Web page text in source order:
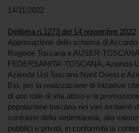
14/11/2022
Delibera n.1273 del 14 novembre 2022
Approvazione dello schema di
Regione Toscana e AUSER-
FEDERSANITA’-TOSCANA, Azienda
Azienda Usl Toscana Nord Ovest e
Est, per la realizzazione di iniziative
di uno stile di vita attivo e la
popolazione toscana nei vari ambienti
contrasto della sedentarietà, alla
pubblici e privati, in conformità ai